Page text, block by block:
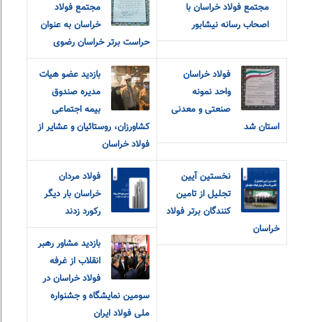
مجتمع فولاد خراسان با
اصحاب رسانه نیشابور
مجتمع فولاد
خراسان به عنوان
حراست برتر خراسان رضوی
فولاد خراسان
واحد نمونه
صنعتی و معدنی
استان شد
بازدید عضو هیات
مدیره صندوق
بیمه اجتماعی
کشاورزان، روستائیان و عشایر از
فولاد خراسان
نخستین آیین
تجلیل از تامین
کنندگان برتر فولاد
خراسان
فولاد مردان
خراسان بار دیگر
رکورد زدند
بازدید مشاور رهبر
انقلاب از غرفه
فولاد خراسان در
سومین نمایشگاه و جشنواره
ملی فولاد ایران